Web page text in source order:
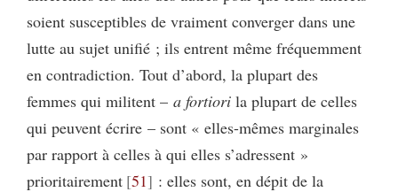
soient susceptibles de vraiment converger dans une
lutte au sujet unifié ; ils entrent même fréquemment
en contradiction. Tout d’abord, la plupart des
femmes qui militent – a fortiori la plupart de celles
qui peuvent écrire – sont « elles-mêmes marginales
par rapport à celles à qui elles s’adressent »
prioritairement 51
: elles sont, en dépit de la